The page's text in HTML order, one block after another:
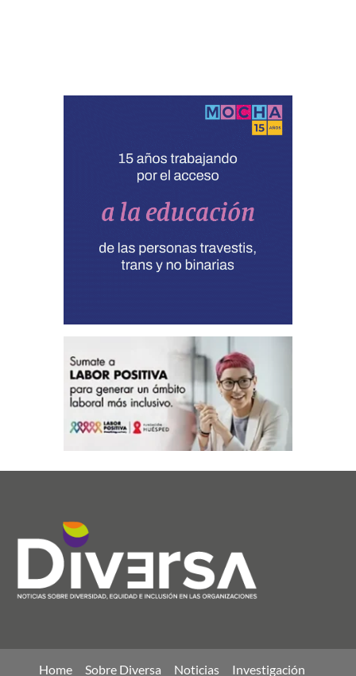
Home Sobre Diversa Noticias Investigación